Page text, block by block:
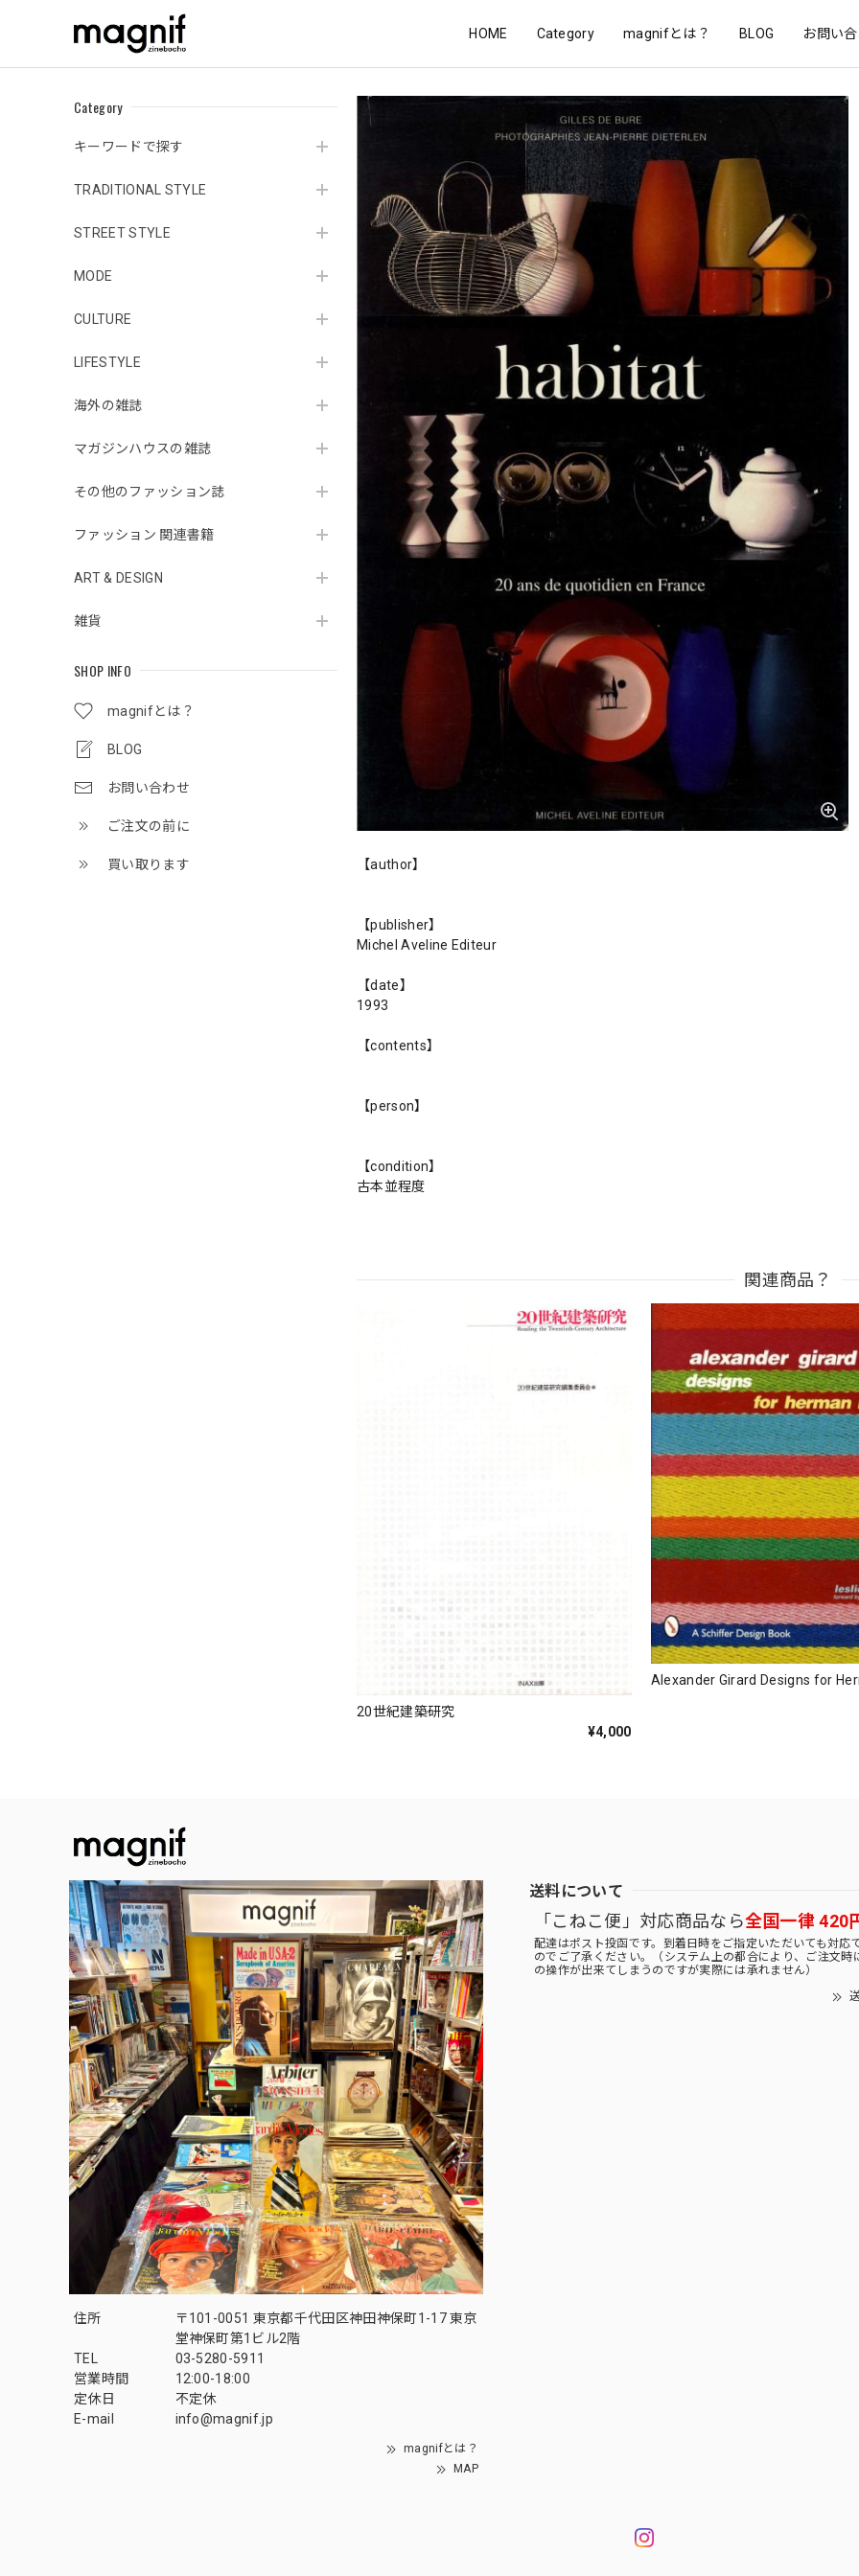
HOME Category magnifとは？ BLOG お問い
Category
キーワードで探す
TRADITIONAL STYLE
STREET STYLE
MODE
CULTURE
LIFESTYLE
海外の雑誌
マガジンハウスの雑誌
その他のファッション誌
ファッション 関連書籍
ART & DESIGN
雑貨
SHOP INFO
magnifとは？
BLOG
お問い合わせ
ご注文の前に
買い取ります 【author】
【publisher】
Michel Aveline Editeur
【date】
1993
【contents】
【person】
【condition】
古本並程度
関連商品？
20世紀建築研究
¥4,000
Alexander Girard Designs for
住所
〒101-0051 東京都千代田区神田神保町1-17 東京
堂神保町第1ビル2階
TEL
03-5280-5911
営業時間
12:00-18:00
定休日
不定休
E-mail
info@magnif.jp
magnifとは？
MAP
送料について
「こねこ便」対応商品なら全国一律 420
配達はポスト投函です。到着日時をご指定いただいても対応
のでご了承ください。（システム上の都合により、ご注文時
の操作が出来てしまうのですが実際には承れません）